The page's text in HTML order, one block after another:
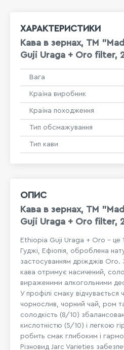
ОПИС
Кава в зернах, ТМ
Guji Uraga + Oro filter,
Ethiopia Guji Uraga + Oro – це
Гуджі, Ефіопія, оброблена
застосуванням дріжджів
кава отримує насичений,
вираженими алкогольними
У профілі смаку
чорнослив, чорний чай, ром
солодкість (8/10)
кислотністю (5/10) і легкою
робить смак глибоким і
Різновид Jarc Varieties
ХАРАКТЕРИСТИКИ
Кава в зернах, ТМ
Guji Uraga + Oro filter,
Вага
Країна виробник
Країна походження
Тип обсмажування
Тип кави